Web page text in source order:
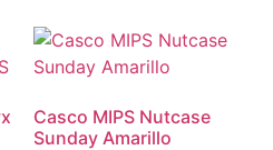
Casco MIPS Nutcase
Sunday Amarillo